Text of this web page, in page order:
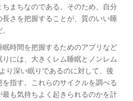
まちなのである。そのため、自分
さを把握することが、質のいい睡
時間を把握するためのアプリなど
には、大きくレム睡眠とノンレム
り深い眠りであるのに対して、後
指す。これらのサイクルを調べる
も気持ちよく起きられるのかを計